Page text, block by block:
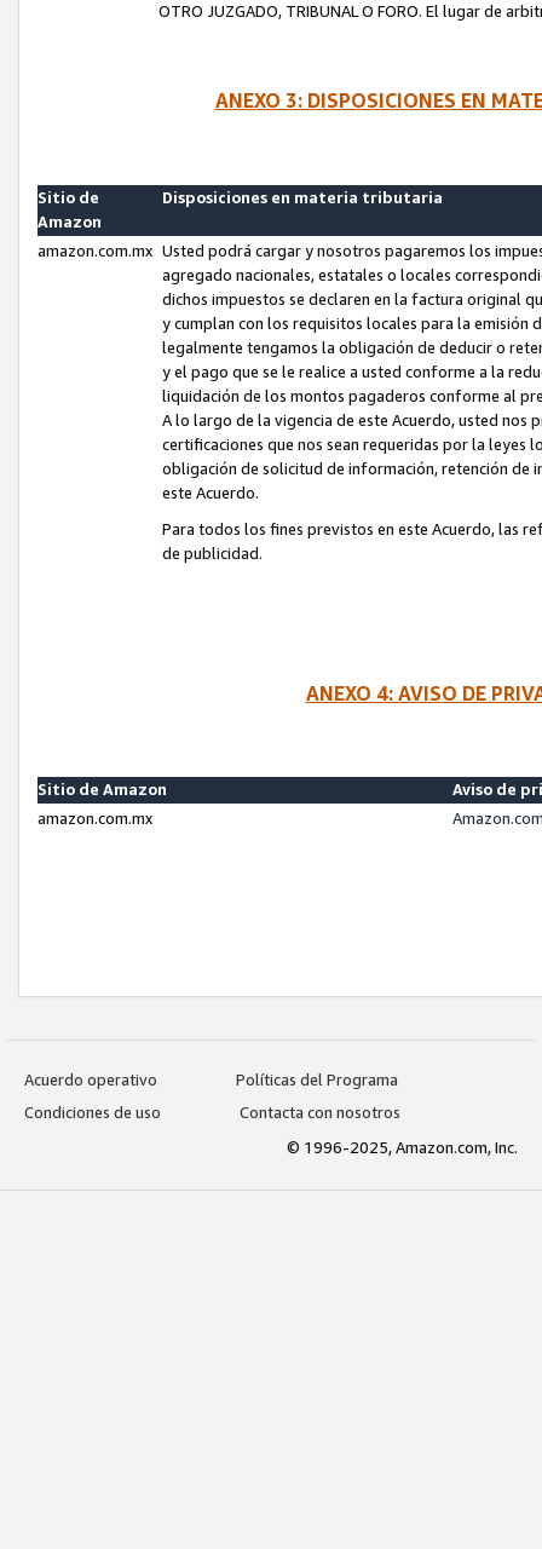
OTRO JUZGADO, TRIBUNAL O FORO. El lugar de
ANEXO 3: DISPOSICIONES EN
Sitio de
Amazon
Disposiciones en materia tributaria
amazon.com.mx Usted podrá cargar y nosotros pagaremos los
agregado nacionales, estatales o locales
dichos impuestos se declaren en la factura original
y cumplan con los requisitos locales para la emisión
legalmente tengamos la obligación de deducir o
y el pago que se le realice a usted conforme a la
liquidación de los montos pagaderos conforme al
A lo largo de la vigencia de este Acuerdo, usted
certificaciones que nos sean requeridas por la leyes
obligación de solicitud de información, retención de
este Acuerdo.
Para todos los fines previstos en este Acuerdo, las
de publicidad.
ANEXO 4: AVISO DE
Sitio de Amazon
Aviso de
amazon.com.mx
Acuerdo operativo
Políticas del Programa
Condiciones de uso
Contacta con nosotros
© 1996-2025, Amazon.com, Inc.